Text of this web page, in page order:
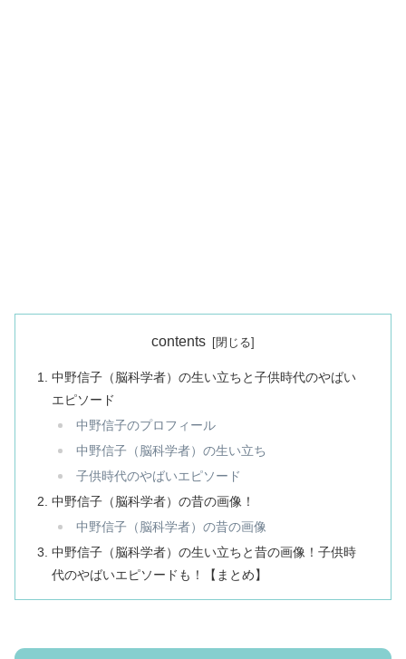
contents
中野信子（脳科学者）の生い立ちと子供時代のやばい
エピソード
中野信子のプロフィール
中野信子（脳科学者）の生い立ち
子供時代のやばいエピソード
中野信子（脳科学者）の昔の画像！
中野信子（脳科学者）の昔の画像
中野信子（脳科学者）の生い立ちと昔の画像！子供時
代のやばいエピソードも！【まとめ】